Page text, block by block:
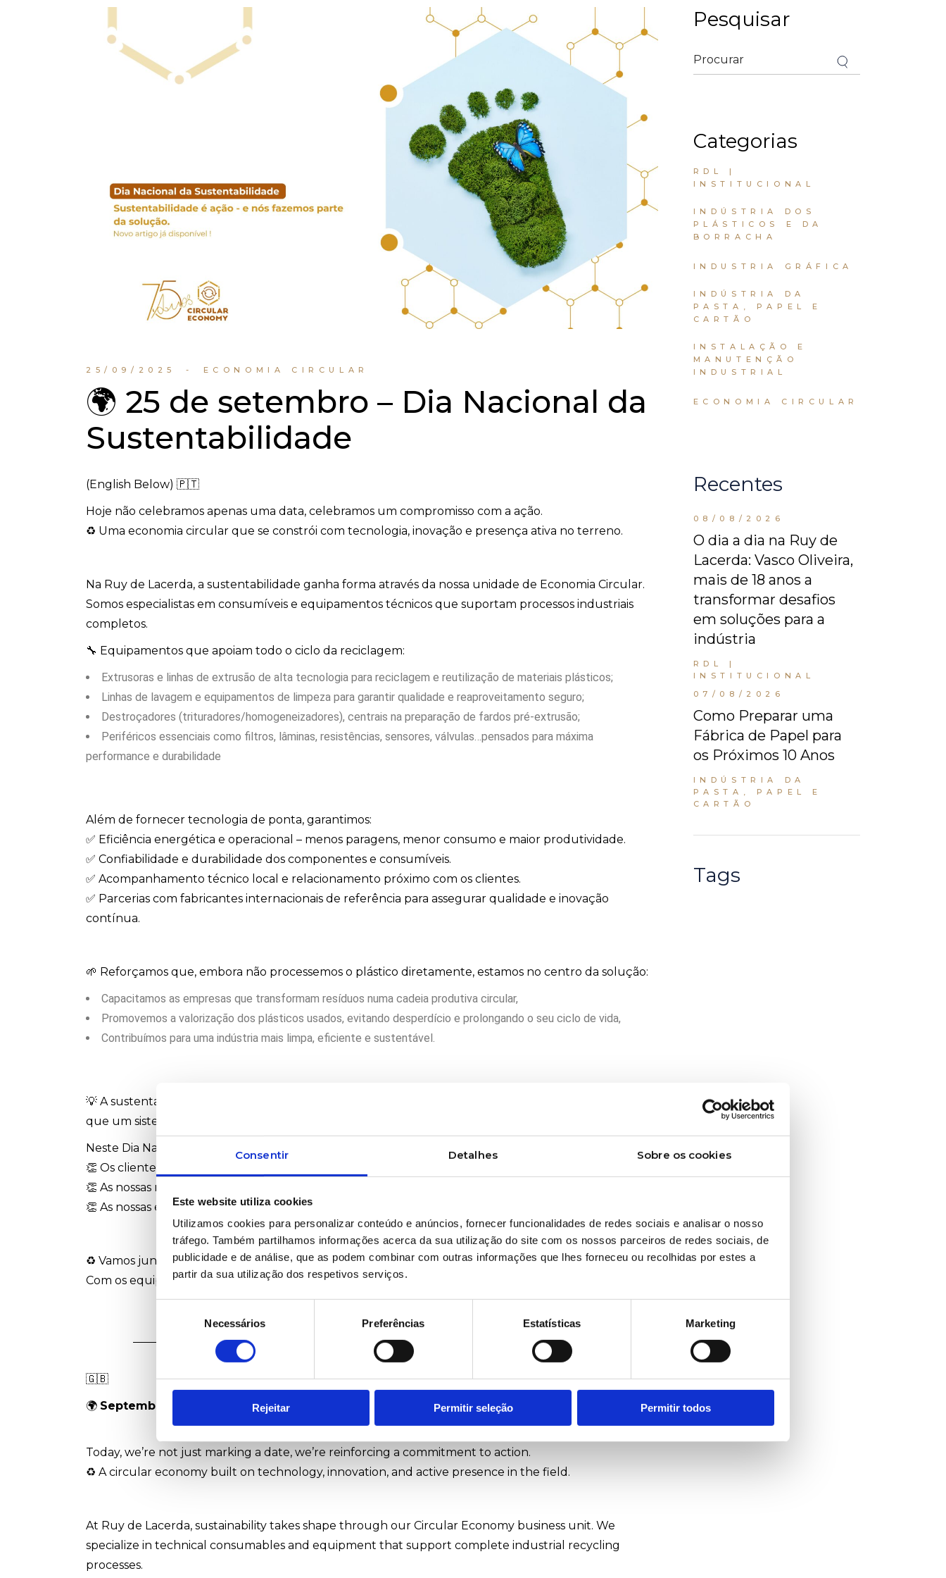
Consentir Detalhes Sobre os cookies
Este website utiliza cookies
Utilizamos cookies para personalizar conteúdo e anúncios, fornecer funcionalidades de redes sociais e analisar o nosso
tráfego. Também partilhamos informações acerca da sua utilização do site com os nossos parceiros de redes sociais, de
publicidade e de análise, que as podem combinar com outras informações que lhes forneceu ou recolhidas por estes a
partir da sua utilização dos respetivos serviços.
consentimento
Necessários Preferências Estatísticas Marketing
Rejeitar Permitir seleção Permitir todos
25/09/2025 ECONOMIA CIRCULAR
🌍 25 de setembro – Dia Nacional da
Sustentabilidade
(English Below) 🇵🇹
Hoje não celebramos apenas uma data, celebramos um compromisso com a ação.
♻️ Uma economia circular que se constrói com tecnologia, inovação e presença ativa no terreno.
Na Ruy de Lacerda, a sustentabilidade ganha forma através da nossa unidade de Economia Circular.
Somos especialistas em consumíveis e equipamentos técnicos que suportam processos industriais
completos.
🔧 Equipamentos que apoiam todo o ciclo da reciclagem:
Extrusoras e linhas de extrusão de alta tecnologia para reciclagem e reutilização de materiais plásticos;
Linhas de lavagem e equipamentos de limpeza para garantir qualidade e reaproveitamento seguro;
Destroçadores (trituradores/homogeneizadores), centrais na preparação de fardos pré-extrusão;
Periféricos essenciais como filtros, lâminas, resistências, sensores, válvulas…pensados para máxima
performance e durabilidade
Além de fornecer tecnologia de ponta, garantimos:
✅ Eficiência energética e operacional – menos paragens, menor consumo e maior produtividade.
✅ Confiabilidade e durabilidade dos componentes e consumíveis.
✅ Acompanhamento técnico local e relacionamento próximo com os clientes.
✅ Parcerias com fabricantes internacionais de referência para assegurar qualidade e inovação
contínua.
🌱 Reforçamos que, embora não processemos o plástico diretamente, estamos no centro da solução:
Capacitamos as empresas que transformam resíduos numa cadeia produtiva circular,
Promovemos a valorização dos plásticos usados, evitando desperdício e prolongando o seu ciclo de vida,
Contribuímos para uma indústria mais limpa, eficiente e sustentável.
💡 A sustentabilidade, para nós, é também gestão inteligente e visão a longo prazo – a convicção de
que um sistema circular beneficia todos: empresas, comunidades e o planeta.
Neste Dia Nacional da Sustentabilidade, celebramos:
👏 Os clientes que adotam práticas circulares e exigem o melhor em performance
👏 As nossas representadas que nos apoiam com tecnologia de alto nível
👏 As nossas equipas, sempre disponíveis para fazer a diferença no dia a dia
♻️ Vamos juntos transformar o plástico em valor.
Com os equipamentos certos, consumíveis eficazes…e uma parceria com propósito.
🇬🇧
🌍 September 25 – National Sustainability Day
Today, we’re not just marking a date, we’re reinforcing a commitment to action.
♻️ A circular economy built on technology, innovation, and active presence in the field.
At Ruy de Lacerda, sustainability takes shape through our Circular Economy business unit. We
specialize in technical consumables and equipment that support complete industrial recycling
processes.
Pesquisar
Categorias
RDL |
INSTITUCIONAL
INDÚSTRIA DOS
PLÁSTICOS E DA
BORRACHA
INDUSTRIA GRÁFICA
INDÚSTRIA DA
PASTA, PAPEL E
CARTÃO
INSTALAÇÃO E
MANUTENÇÃO
INDUSTRIAL
ECONOMIA CIRCULAR
Recentes
08/08/2026
O dia a dia na Ruy de
Lacerda: Vasco Oliveira,
mais de 18 anos a
transformar desafios
em soluções para a
indústria
RDL |
INSTITUCIONAL
07/08/2026
Como Preparar uma
Fábrica de Papel para
os Próximos 10 Anos
INDÚSTRIA DA
PASTA, PAPEL E
CARTÃO
Tags